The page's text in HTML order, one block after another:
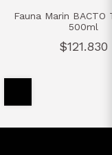
Fauna Marin BACTO
500ml
$121.830